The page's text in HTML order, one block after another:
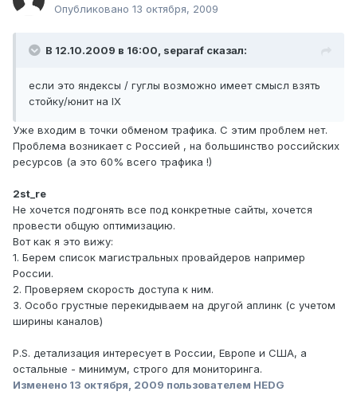
Опубликовано 13 октября, 2009
В 12.10.2009 в 16:00, separaf сказал:
если это яндексы / гуглы возможно имеет смысл взять
стойку/юнит на IX
Уже входим в точки обменом трафика. С этим проблем нет.
Проблема возникает с Россией , на большинство российских
ресурсов (а это 60% всего трафика !)
2st_re
Не хочется подгонять все под конкретные сайты, хочется
провести общую оптимизацию.
Вот как я это вижу:
1. Берем список магистральных провайдеров например
России.
2. Проверяем скорость доступа к ним.
3. Особо грустные перекидываем на другой аплинк (с учетом
ширины каналов)
P.S. детализация интересует в России, Европе и США, а
остальные - минимум, строго для мониторинга.
Изменено 13 октября, 2009 пользователем HEDG